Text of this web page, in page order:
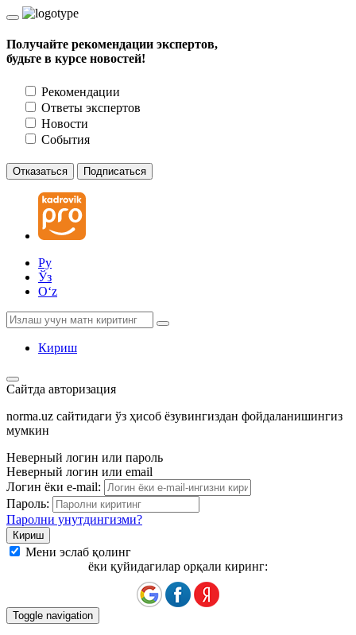
Получайте рекомендации экспертов,
будьте в курсе новостей!
Рекомендации
Ответы экспертов
Новости
События
Отказаться Подписаться
Ру
Ўз
Oʻz
Кириш
Сайтда авторизация
norma.uz сайтидаги ўз ҳисоб ёзувингиздан фойдаланишингиз
мумкин
Неверный логин или пароль
Неверный логин или email
Логин ёки e-mail:
Пароль:
Паролни унутдингизми?
Мени эслаб қолинг
ёки қуйидагилар орқали киринг:
Toggle navigation